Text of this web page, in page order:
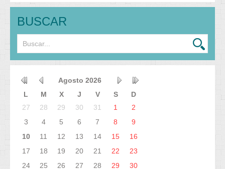
BUSCAR
Agosto 2026
L
M X J V S
D
27
28 29 30 31 1
2
3
4 5 6 7 8
9
10
11 12 13 14 15
16
17
18 19 20 21 22
23
24
25 26 27 28 29
30